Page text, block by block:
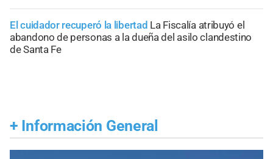
El cuidador recuperó la libertad La Fiscalía atribuyó el
abandono de personas a la dueña del asilo clandestino
de Santa Fe
+ Información General